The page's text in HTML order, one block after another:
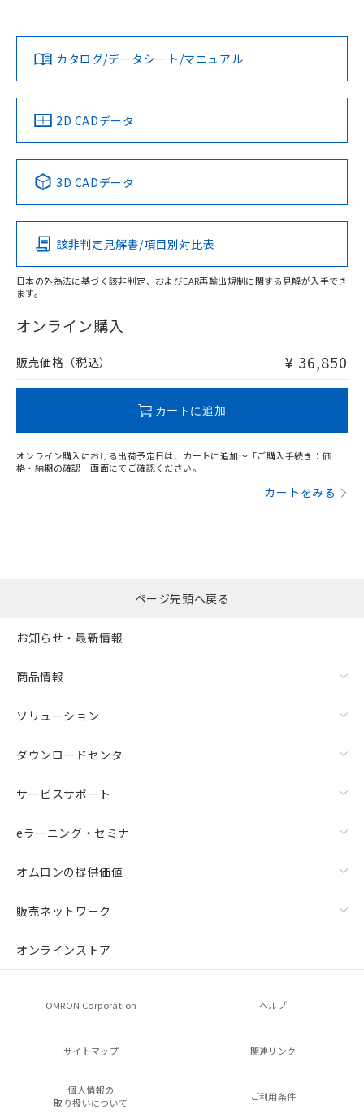
ダウンロードデータをご利用いただく前に、以下を必ずお読
みください。
ソフトウェアの使用条件
対応済み
中国 RoHS 注意事項・凡例
Pb Hg Cd Cr(VI)
O
在庫等で未対応品が混在する可能性があります。
問い合わせください。
LR型式承認
（イギリス
船舶規格）
DNV型式承認
（ノルウェー
BV型式承認
（フランス
KR型式
（韓国
Yes No No No
この製品の規格認証/適合状況ページへ
その他の認証はこちらのページからご検索ください
カタログ/データシート/マニュアル
2D CADデータ
3D CADデータ
該非判定見解書/項目別対比表
日本の外為法に基づく該非判定、およびEAR再輸出規制に関する見解が入手でき
ます。
オンライン購入
販売価格（税込） ¥ 36,850
カートに追加
オンライン購入における出荷予定日は、カートに追加～「ご購入手続き：価
格・納期の確認」画面にてご確認ください。
カートをみる
ページ先頭へ戻る
お知らせ・最新情報
商品情報
ソリューション
ダウンロードセンタ
サービスサポート
eラーニング・セミナ
オムロンの提供価値
販売ネットワーク
オンラインストア
OMRON Corporation ヘルプ
サイトマップ 関連リンク
個人情報の
取り扱いについて
ご利用条件